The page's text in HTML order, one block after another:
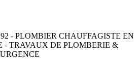
- PLOMBIER CHAUFFAGISTE EN
- TRAVAUX DE PLOMBERIE &